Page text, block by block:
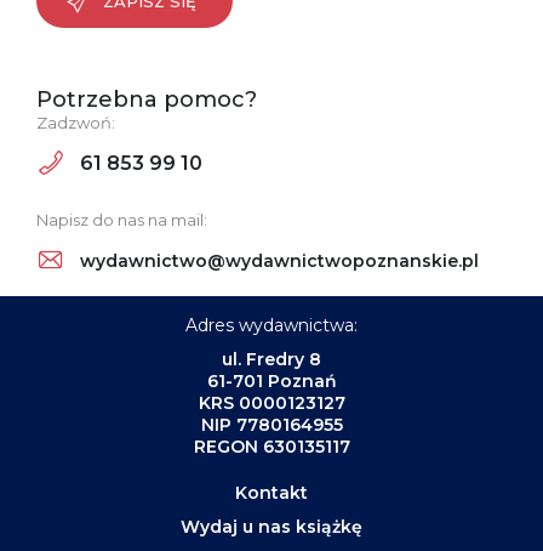
Potrzebna pomoc?
Zadzwoń:
61 853 99 10
Napisz do nas na mail:
wydawnictwo@wydawnictwopoznanskie.pl
Adres wydawnictwa:
ul. Fredry 8
61-701 Poznań
KRS 0000123127
NIP 7780164955
REGON 630135117
Kontakt
Wydaj u nas książkę